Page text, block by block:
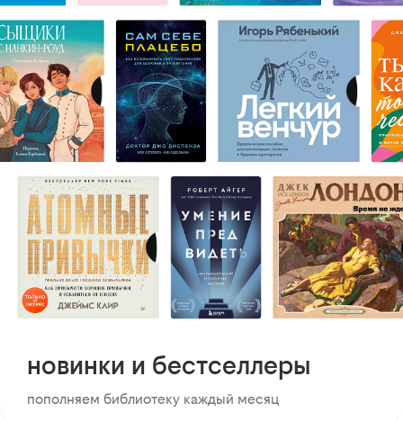
новинки и бестселлеры
пополняем библиотеку каждый месяц